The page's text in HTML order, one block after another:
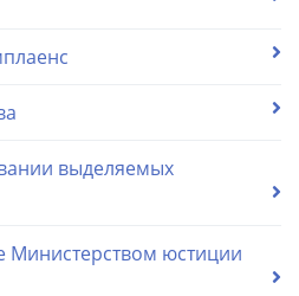
выделяемых
юстиции